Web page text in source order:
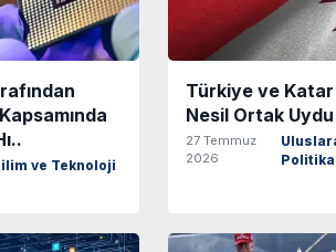
ve Teknoloji
Türkiye ve Katar
Nesil Ortak
27 Temmuz
2026
Politika